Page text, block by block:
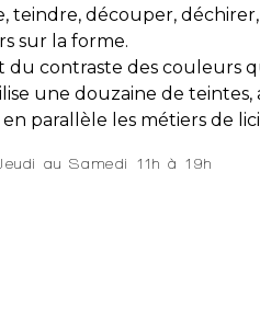
au Samedi 11h à 19h
teindre, découper,
sur la forme.
du contraste des couleurs
une douzaine de
en parallèle les métiers de